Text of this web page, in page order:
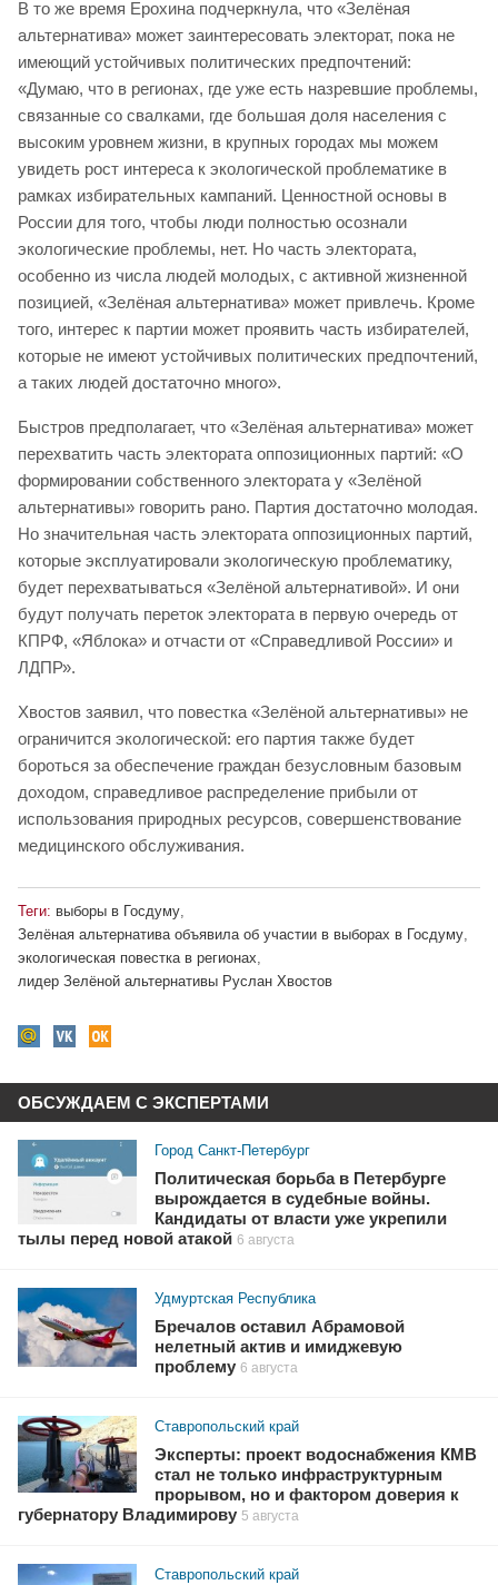
В то же время Ерохина подчеркнула, что «Зелёная
альтернатива» может заинтересовать электорат, пока не
имеющий устойчивых политических предпочтений:
«Думаю, что в регионах, где уже есть назревшие проблемы,
связанные со свалками, где большая доля населения с
высоким уровнем жизни, в крупных городах мы можем
увидеть рост интереса к экологической проблематике в
рамках избирательных кампаний. Ценностной основы в
России для того, чтобы люди полностью осознали
экологические проблемы, нет. Но часть электората,
особенно из числа людей молодых, с активной жизненной
позицией, «Зелёная альтернатива» может привлечь. Кроме
того, интерес к партии может проявить часть избирателей,
которые не имеют устойчивых политических предпочтений,
а таких людей достаточно много».
Быстров предполагает, что «Зелёная альтернатива» может
перехватить часть электората оппозиционных партий: «О
формировании собственного электората у «Зелёной
альтернативы» говорить рано. Партия достаточно молодая.
Но значительная часть электората оппозиционных партий,
которые эксплуатировали экологическую проблематику,
будет перехватываться «Зелёной альтернативой». И они
будут получать переток электората в первую очередь от
КПРФ, «Яблока» и отчасти от «Справедливой России» и
ЛДПР».
Хвостов заявил, что повестка «Зелёной альтернативы» не
ограничится экологической: его партия также будет
бороться за обеспечение граждан безусловным базовым
доходом, справедливое распределение прибыли от
использования природных ресурсов, совершенствование
медицинского обслуживания.
Теги: выборы в Госдуму,
Зелёная альтернатива объявила об участии в выборах в Госдуму,
экологическая повестка в регионах,
лидер Зелёной альтернативы Руслан Хвостов
ОБСУЖДАЕМ С ЭКСПЕРТАМИ
Город Санкт-Петербург
Политическая борьба в Петербурге
вырождается в судебные войны.
Кандидаты от власти уже укрепили
тылы перед новой атакой 6 августа
Удмуртская Республика
Бречалов оставил Абрамовой
нелетный актив и имиджевую
проблему 6 августа
Ставропольский край
Эксперты: проект водоснабжения КМВ
стал не только инфраструктурным
прорывом, но и фактором доверия к
губернатору Владимирову 5 августа
Ставропольский край